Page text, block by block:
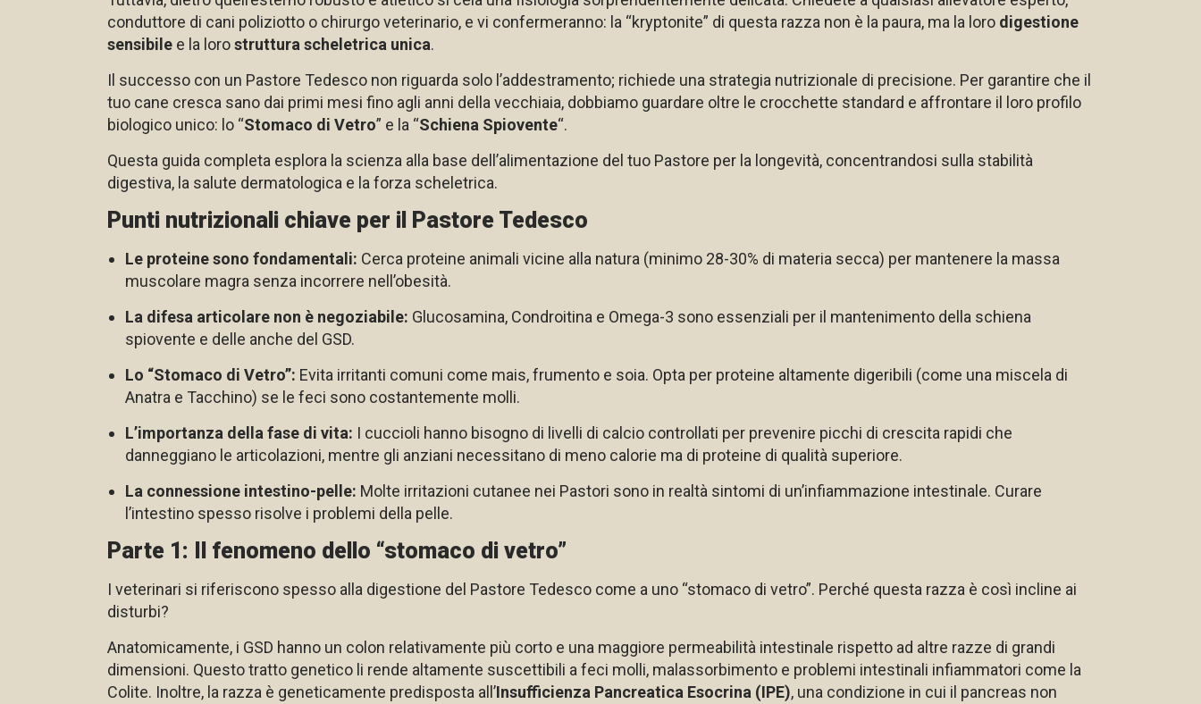
conduttore di cani poliziotto o chirurgo veterinario, e vi confermeranno: la “kryptonite” di questa razza non è la paura, ma la loro digestione
sensibilee la lorostruttura scheletrica unica.
Il successo con un Pastore Tedesco non riguarda solo l’addestramento; richiede una strategia nutrizionale di precisione. Per garantire che il
tuo cane cresca sano dai primi mesi fino agli anni della vecchiaia, dobbiamo guardare oltre le crocchette standard e affrontare il loro profilo
biologico unico: lo “Stomaco di Vetro” e la “Schiena Spiovente“.
Questa guida completa esplora la scienza alla base dell’alimentazione del tuo Pastore per la longevità, concentrandosi sulla stabilità
digestiva, la salute dermatologica e la forza scheletrica.
Punti nutrizionali chiave per il Pastore Tedesco
Le proteine sono fondamentali: Cerca proteine animali vicine alla natura (minimo 28-30% di materia secca) per mantenere la massa
muscolare magra senza incorrere nell’obesità.
La difesa articolare non è negoziabile: Glucosamina, Condroitina e Omega-3 sono essenziali per il mantenimento della schiena
spiovente e delle anche del GSD.
Lo “Stomaco di Vetro”: Evita irritanti comuni come mais, frumento e soia. Opta per proteine altamente digeribili (come una miscela di
Anatra e Tacchino) se le feci sono costantemente molli.
L’importanza della fase di vita: I cuccioli hanno bisogno di livelli di calcio controllati per prevenire picchi di crescita rapidi che
danneggiano le articolazioni, mentre gli anziani necessitano di meno calorie ma di proteine di qualità superiore.
La connessione intestino-pelle: Molte irritazioni cutanee nei Pastori sono in realtà sintomi di un’infiammazione intestinale. Curare
l’intestino spesso risolve i problemi della pelle.
Parte 1: Il fenomeno dello “stomaco di vetro”
I veterinari si riferiscono spesso alla digestione del Pastore Tedesco come a uno “stomaco di vetro”. Perché questa razza è così incline ai
disturbi?
Anatomicamente, i GSD hanno un colon relativamente più corto e una maggiore permeabilità intestinale rispetto ad altre razze di grandi
dimensioni. Questo tratto genetico li rende altamente suscettibili a feci molli, malassorbimento e problemi intestinali infiammatori come la
Colite. Inoltre, la razza è geneticamente predisposta all’Insufficienza Pancreatica Esocrina (IPE), una condizione in cui il pancreas non